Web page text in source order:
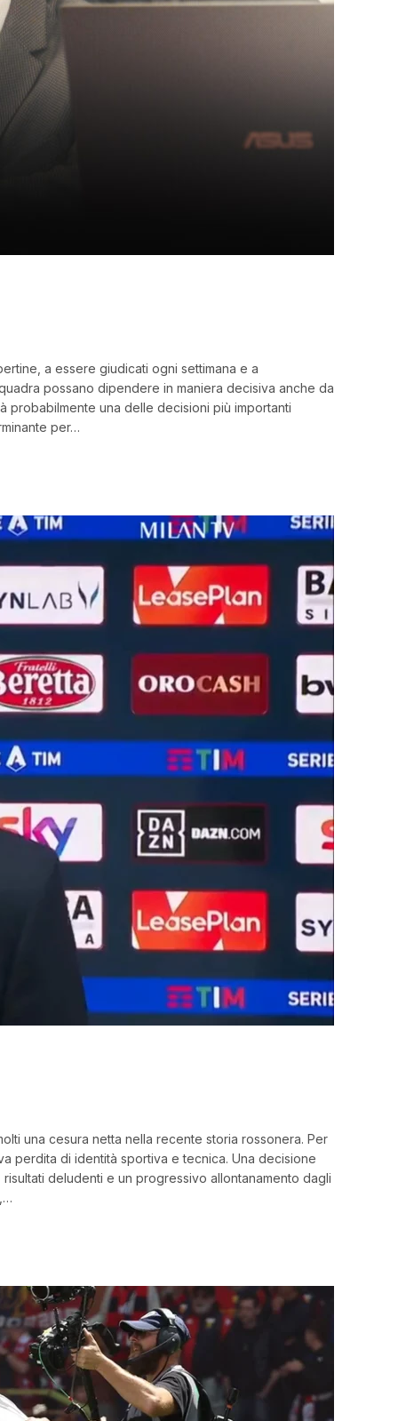
a essere giudicati ogni settimana e a
possano dipendere in maniera decisiva anche da
probabilmente una delle decisioni più importanti
per…
una cesura netta nella recente storia rossonera. Per
perdita di identità sportiva e tecnica. Una decisione
deludenti e un progressivo allontanamento dagli